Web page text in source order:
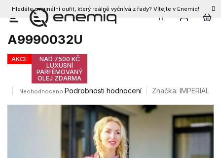
Přejít
obsah
Hledáte originální oufit, který reálně vyčnívá z řady? Vítejte v Enemiq!
CZK
Dámské šaty IMPERIAL
A9990032U
AKCE
NAD 7500 KČ
LUXUSNÍ
PARFÉMOVANÝ
OLEJ ZDARMA
Průměrné
Neohodnoceno Podrobnosti hodnocení Značka: IMPERIAL